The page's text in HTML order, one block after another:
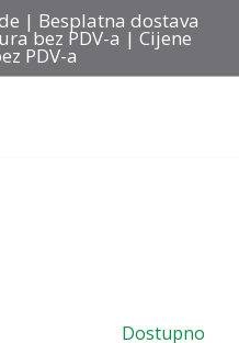
| Besplatna dostava
bez PDV-a | Cijene
PDV-a
Dostupno